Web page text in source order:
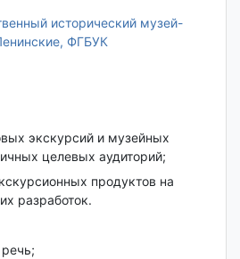
исторический музей-
ФГБУК
экскурсий и музейных
целевых аудиторий;
продуктов на
разработок.